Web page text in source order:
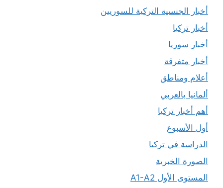
أخبار الجنسية التركية للسوريين
أخبار تركيا
أخبار سوريا
أخبار متفرقة
أعلام ومناطق
ألمانيا بالعربي
أهم أخبار تركيا
أول الأسبوع
الدراسة في تركيا
الصورة الخبرية
المستوى الأول A1-A2